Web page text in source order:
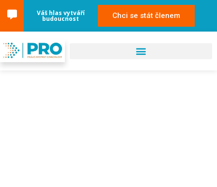
Váš hlas vytváří
budoucnost Chci se stát členem